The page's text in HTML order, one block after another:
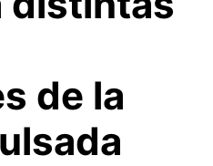
de la